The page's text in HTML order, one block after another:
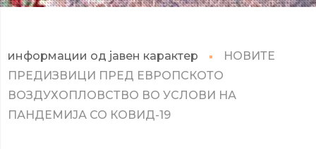
информации од јавен карактер
НОВИТЕ
ПРЕДИЗВИЦИ ПРЕД ЕВРОПСКОТО
ВОЗДУХОПЛОВСТВО ВО УСЛОВИ НА
ПАНДЕМИЈА СО КОВИД-19